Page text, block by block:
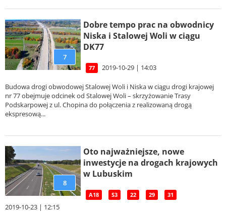
7
Dobre tempo prac na obwodnicy
Niska i Stalowej Woli w ciągu
DK77
77 2019-10-29 | 14:03
Budowa drogi obwodowej Stalowej Woli i Niska w ciągu drogi krajowej
nr 77 obejmuje odcinek od Stalowej Woli – skrzyżowanie Trasy
Podskarpowej z ul. Chopina do połączenia z realizowaną drogą
ekspresową...
8
Oto najważniejsze, nowe
inwestycje na drogach krajowych
w Lubuskim
A18 S3 22 29 31
2019-10-23 | 12:15